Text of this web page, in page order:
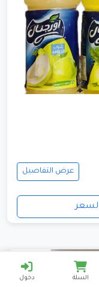
السلة دخول
عرض التفاصيل